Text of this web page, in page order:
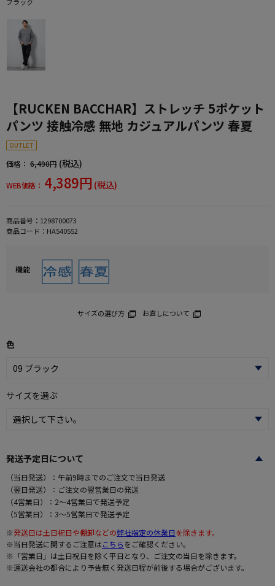
【RUCKEN BACCHAR】ストレッチ 5ポケット
パンツ 接触冷感 無地 カジュアルパンツ 春夏
OUTLET
価格： 6,490円 (税込)
WEB価格： 4,389円 (税込)
商品番号： 1298700073
商品コード： HA540552
機能
サイズの選び方 お直しについて
色
サイズを選ぶ
発送予定日について
（当日発送）：午前9時までのご注文で当日発送
（翌日発送）：ご注文の翌営業日の発送
（4営業日）：2～4営業日で発送予定
（5営業日）：3～5営業日で発送予定
※発送日は土日祝日や棚卸などの弊社指定の休業日を除きます。
※当日発送に関するご注意はこちらをご確認ください。
※「営業日」は土日祝日を除く平日となり、ご注文の当日を除きます。
※運送会社の都合により予告無く発送日程が前後する場合がございます。